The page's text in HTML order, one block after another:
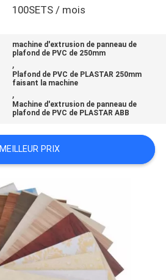
100SETS / mois
machine d'extrusion de panneau de
plafond de PVC de 250mm
,
Plafond de PVC de PLASTAR 250mm
faisant la machine
,
Machine d'extrusion de panneau de
plafond de PVC de PLASTAR ABB
MEILLEUR PRIX